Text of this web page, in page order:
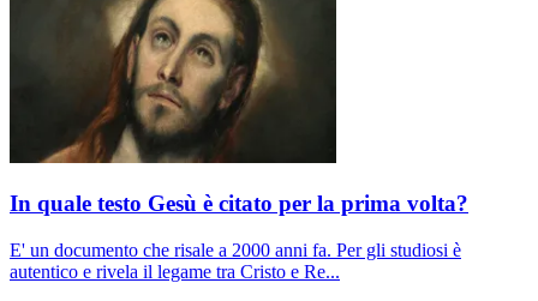
In quale testo Gesù è citato per la prima volta?
E' un documento che risale a 2000 anni fa. Per gli studiosi è
autentico e rivela il legame tra Cristo e Re...